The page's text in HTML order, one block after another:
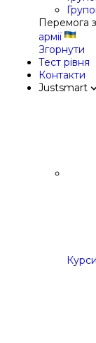
Перемога
армії
Згорнути
Тест рівня
Контакти
Justsmart